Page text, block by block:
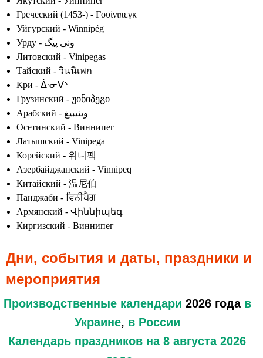
Греческий (1453-) - Γουίνιπεγκ
Уйгурский - Winnipég
Урду - ونی پیگ
Литовский - Vinipegas
Тайский - วินนิเพก
Кри - ᐄᐧᓂᐯᐠ
Грузинский - უინიპეგი
Арабский - وينيبيغ
Осетинский - Виннипег
Латышский - Vinipega
Корейский - 위니펙
Азербайджанский - Vinnipeq
Китайский - 温尼伯
Панджаби - ਵਿਨੀਪੈਗ
Армянский - Վիննիպեգ
Киргизский - Виннипег
Дни, события и даты, праздники и
мероприятия
Производственные календари 2026 года в
Украине, в России
Календарь праздников на 8 августа 2026